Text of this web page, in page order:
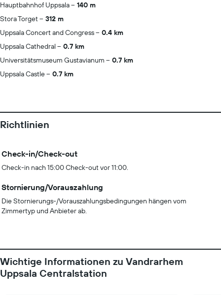
Hauptbahnhof Uppsala
140 m
Stora Torget
312 m
Uppsala Concert and Congress
0.4 km
Uppsala Cathedral
0.7 km
Universitätsmuseum Gustavianum
0.7 km
Uppsala Castle
0.7 km
Richtlinien
Check-in/Check-out
Check-in nach 15:00 Check-out vor 11:00.
Stornierung/Vorauszahlung
Die Stornierungs-/Vorauszahlungsbedingungen hängen vom
Zimmertyp und Anbieter ab.
Wichtige Informationen zu Vandrarhem
Uppsala Centralstation